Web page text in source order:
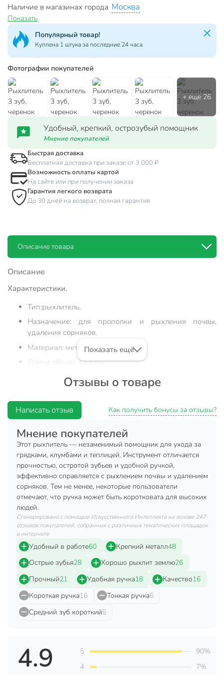
Наличие в магазинах города Москва
Показать
Популярная категория!
За сутки куплено 15 товаров
Фотографии покупателей
Удобный, крепкий, острозубый помощник
Мнение покупателей
Быстрая доставка
Бесплатная доставка при заказе от 3 000 ₽
Возможность оплаты картой
На сайте или при получении заказа
Гарантия легкого возврата
До 30 дней на возврат, полная гарантия
Описание товара
Описание
Характеристики.
Тип:рыхлитель.
Назначение: для прополки и рыхления почвы,
удаления сорняков.
Материал: металл, дерево.
Длина общая: 41.5 см.
Длина черенка: 15.5 см.
Толщина металла зубьев: 5 мм.
Ширина обработки: 5.5 см.
Диаметр втулки для черенка в узком месте: 1.8 см.
Диаметр черенка в самом широком месте втулки: 2
см.
Преимуществами данного рыхлителя являются:
металлическая рабочая часть в порошковой окраске;
деревянная ручка для удобства работы и хранения;
лёгкость в уходе за изделием.
Техническая информация
Количество зубцов, шт
3 шт
Бренд
Инструм-Агро
Страна производства
Модель
Показать ещё
Отзывы о товаре
Написать отзыв Как получить бонусы за отзывы?
Мнение покупателей
Этот рыхлитель — незаменимый помощник для ухода за
грядками, клумбами и теплицей. Инструмент отличается
прочностью, остротой зубьев и удобной ручкой,
эффективно справляется с рыхлением почвы и удалением
сорняков. Тем не менее, некоторые пользователи
отмечают, что ручка может быть коротковата для высоких
людей.
Сгенерировано с помощью Искусственного Интеллекта на основе 247
отзывов покупателей, собранных с различных тематических площадок
в интернете
Удобный в работе60 Крепкий металл48
Острые зубья28 Хорошо рыхлит землю26
Прочный21 Удобная ручка18 Качество16
Короткая ручка16 Тонкая ручка6
Средний зуб короткий5
4.9 5
90%
4
7%